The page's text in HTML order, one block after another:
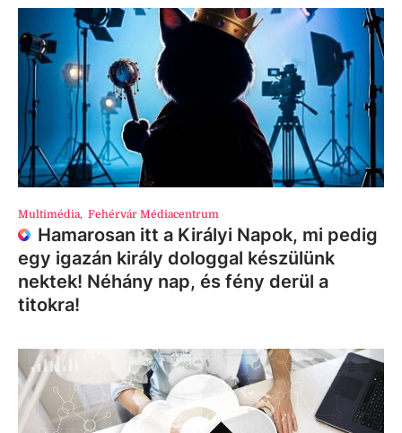
Multimédia, Fehérvár Médiacentrum
Hamarosan itt a Királyi Napok, mi pedig
egy igazán király dologgal készülünk
nektek! Néhány nap, és fény derül a
titokra!